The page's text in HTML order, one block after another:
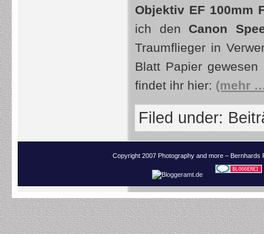
Objektiv EF 100mm
ich den Canon
Traumflieger in
Blatt Papier
findet ihr hier: (mehr
Filed under:
Copyright 2007 Photography and more –